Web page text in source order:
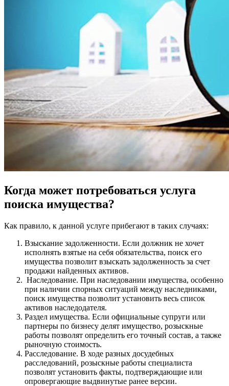
Когда может потребоваться услуга
поиска имущества?
Как правило, к данной услуге прибегают в таких случаях:
Взыскание задолженности. Если должник не хочет
исполнять взятые на себя обязательства, поиск его
имущества позволит взыскать задолженность за счет
продажи найденных активов.
Наследование. При наследовании имущества, особенно
при наличии спорных ситуаций между наследниками,
поиск имущества позволит установить весь список
активов наследодателя.
Раздел имущества. Если официальные супруги или
партнеры по бизнесу делят имущество, розыскные
работы позволят определить его точный состав, а также
рыночную стоимость.
Расследование. В ходе разных досудебных
расследований, розыскные работы специалиста
позволят установить факты, подтверждающие или
опровергающие выдвинутые ранее версии.